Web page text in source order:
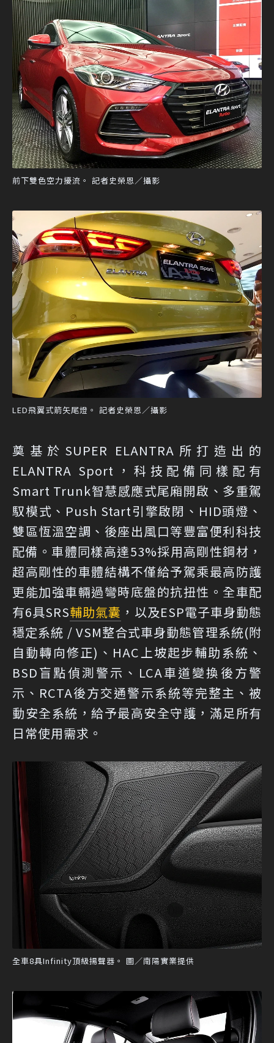
前下雙色空力擾流。 記者史榮恩／攝影
LED飛翼式箭矢尾燈。 記者史榮恩／攝影
奠基於SUPER ELANTRA所打造出的
ELANTRA Sport，科技配備同樣配有
Smart Trunk智慧感應式尾廂開啟、多重駕
馭模式、Push Start引擎啟閉、HID頭燈、
雙區恆溫空調、後座出風口等豐富便利科技
配備。車體同樣高達53%採用高剛性鋼材，
超高剛性的車體結構不僅給予駕乘最高防護
更能加強車輛過彎時底盤的抗扭性。全車配
有6具SRS輔助氣囊 ，以及ESP電子車身動態
穩定系統 / VSM整合式車身動態管理系統(附
自動轉向修正)、HAC上坡起步輔助系統、
BSD盲點偵測警示、LCA車道變換後方警
示、RCTA後方交通警示系統等完整主、被
動安全系統，給予最高安全守護，滿足所有
日常使用需求。
全車8具Infinity頂級揚聲器。 圖／南陽實業提供